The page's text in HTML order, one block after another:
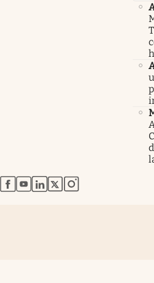
abre en nueva pestaña
abre en nueva pestaña
abre en nueva pestaña
abre en nueva pestaña
abre en nueva